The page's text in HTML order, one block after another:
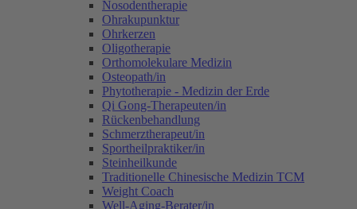
Nosodentherapie
Ohrakupunktur
Ohrkerzen
Oligotherapie
Orthomolekulare Medizin
Osteopath/in
Phytotherapie - Medizin der Erde
Qi Gong-Therapeuten/in
Rückenbehandlung
Schmerztherapeut/in
Sportheilpraktiker/in
Steinheilkunde
Traditionelle Chinesische Medizin TCM
Weight Coach
Well-Aging-Berater/in